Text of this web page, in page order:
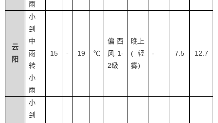
雨
云
阳
小
到
中
雨
转
小
雨
15 - 19 ℃
偏西
风 1-
2级
晚上
( 轻
雾)
- 7.5 12.7
小
到